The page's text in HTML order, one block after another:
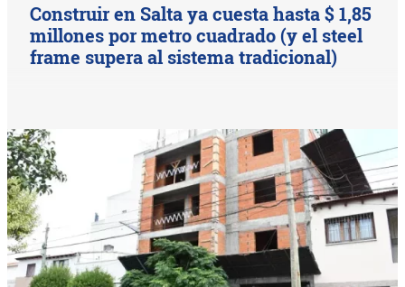
Construir en Salta ya cuesta hasta $ 1,85
millones por metro cuadrado (y el steel
frame supera al sistema tradicional)